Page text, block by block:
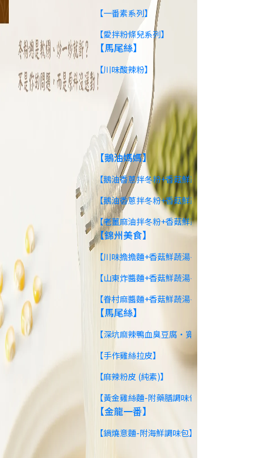
【一番素系列】
【愛拌粉條兒系列】
【馬尾絲】
【川味酸辣粉】
【鵝油媽媽】
【鵝油香蔥拌冬粉+香菇鮮蔬湯-原味】
【鵝油香蔥拌冬粉+香菇鮮蔬湯-麻辣】
【老薑麻油拌冬粉+香菇鮮蔬湯-純素】
【錦州美食】
【川味擔擔麵+香菇鮮蔬湯-3入】
【山東炸醬麵+香菇鮮蔬湯-3入】
【眷村麻醬麵+香菇鮮蔬湯-3入】
【馬尾絲】
【深坑麻辣鴨血臭豆腐‧寬粉】
【手作雞絲拉皮】
【麻辣粉皮 (純素)】
【黃金雞絲麵-附藥膳調味包】
【金龍一番】
【鍋燒意麵-附海鮮調味包】